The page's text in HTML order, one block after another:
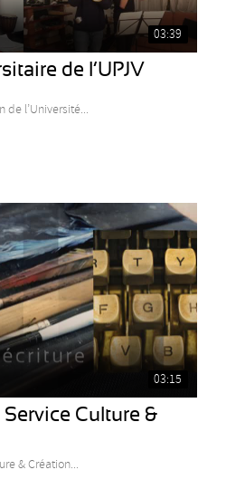
03:39
de l’UPJV
de l’Université...
03:15
Culture &
& Création...